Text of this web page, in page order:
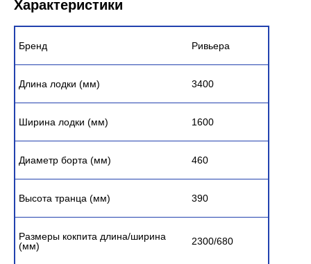
Характеристики
Бренд Ривьера
Длина лодки (мм) 3400
Ширина лодки (мм) 1600
Диаметр борта (мм) 460
Высота транца (мм) 390
Размеры кокпита длина/ширина
(мм)
2300/680